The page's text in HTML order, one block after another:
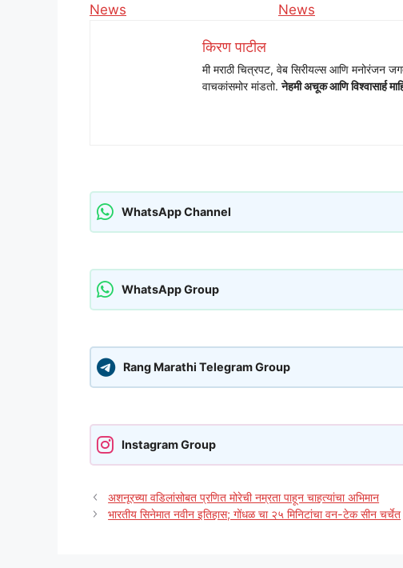
In relation to
News
In relation to
News
किरण पाटील
मी मराठी चित्रपट, वेब सिरीयल्स आणि मनोरंजन
वाचकांसमोर मांडतो.नेहमी अचूक आणि विश्वासार्ह
WhatsApp Channel
WhatsApp Group
Rang Marathi Telegram Group
Instagram Group
अशनूरच्या वडिलांसोबत प्रणित मोरेची नम्रता पाहून चाहत्यांचा अभिमान
भारतीय सिनेमात नवीन इतिहास; गोंधळ चा २५ मिनिटांचा वन-टेक सीन चर्चेत